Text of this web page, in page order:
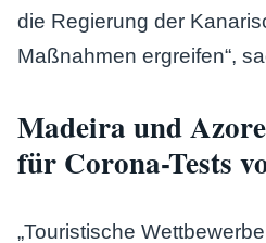
die Regierung der
Maßnahmen ergreifen“,
Madeira und
für Corona-Tests
„Touristische